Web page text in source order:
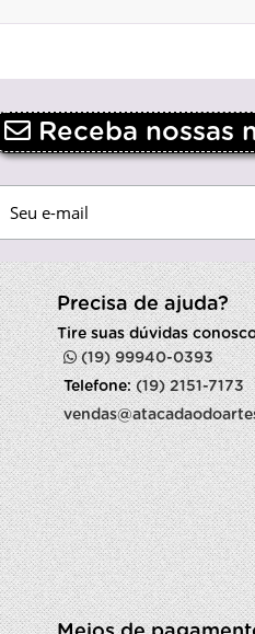
Receba nossas
Precisa de ajuda?
Tire suas dúvidas
(19) 99940-0393
Telefone:(19) 2151-7173